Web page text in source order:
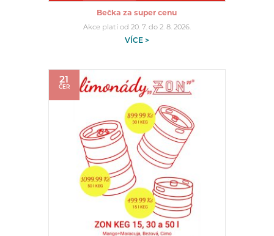
Bečka za super cenu
Akce platí od 20. 7. do 2. 8. 2026.
VÍCE >
21
ČER